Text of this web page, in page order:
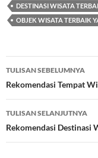
DESTINASI WISATA
OBJEK WISATA TERBAIK
Navigasi
Tulisan
TULISAN SEBELUMNYA
Rekomendasi Tempat
TULISAN SELANJUTNYA
Rekomendasi Destinasi